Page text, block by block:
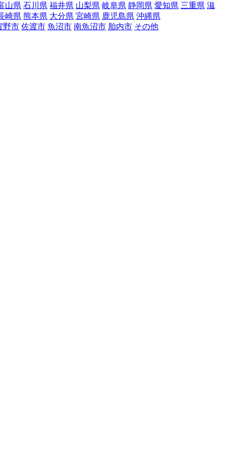
山県 石川県 福井県 山梨県 岐阜県 静岡県 愛知県 三重県 滋
崎県 熊本県 大分県 宮崎県 鹿児島県 沖縄県
野市 佐渡市 魚沼市 南魚沼市 胎内市 その他